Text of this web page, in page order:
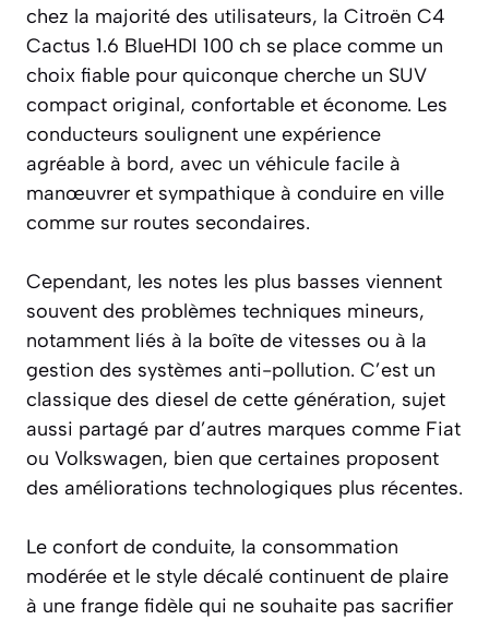
chez la majorité des utilisateurs, la Citroën C4
Cactus 1.6 BlueHDI 100 ch se place comme un
choix fiable pour quiconque cherche un SUV
compact original, confortable et économe. Les
conducteurs soulignent une expérience
agréable à bord, avec un véhicule facile à
manœuvrer et sympathique à conduire en ville
comme sur routes secondaires.
Cependant, les notes les plus basses viennent
souvent des problèmes techniques mineurs,
notamment liés à la boîte de vitesses ou à la
gestion des systèmes anti-pollution. C’est un
classique des diesel de cette génération, sujet
aussi partagé par d’autres marques comme Fiat
ou Volkswagen, bien que certaines proposent
des améliorations technologiques plus récentes.
Le confort de conduite, la consommation
modérée et le style décalé continuent de plaire
à une frange fidèle qui ne souhaite pas sacrifier